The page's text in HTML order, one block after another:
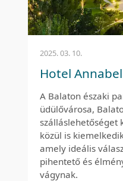
2025. 03. 10.
Hotel
A Balaton északi
üdülővárosa,
szálláslehetőséget
közül is
amely ideális
pihentető és
vágynak.